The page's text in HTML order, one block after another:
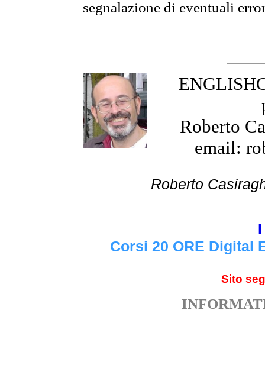
segnalazione di eventuali
Roberto
email:
Roberto
Corsi 20 ORE Digital
Sito